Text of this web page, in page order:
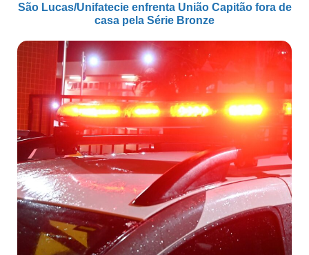
São Lucas/Unifatecie enfrenta União Capitão fora de
casa pela Série Bronze